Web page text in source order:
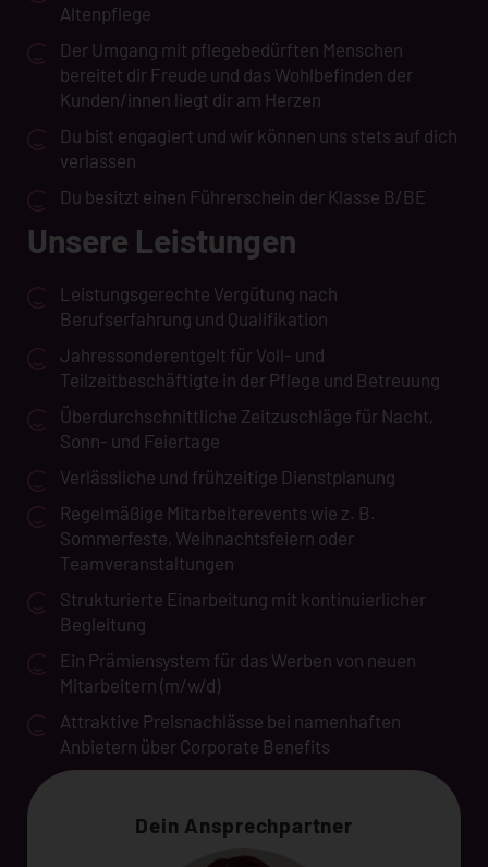
Dein Ansprechpartner
Altenpflege
Der Umgang mit pflegebedürften Menschen
bereitet dir Freude und das Wohlbefinden der
Kunden/innen liegt dir am Herzen
Du bist engagiert und wir können uns stets auf dich
verlassen
Du besitzt einen Führerschein der Klasse B/BE
Unsere Leistungen
Leistungsgerechte Vergütung nach
Berufserfahrung und Qualifikation
Jahressonderentgelt für Voll- und
Teilzeitbeschäftigte in der Pflege und Betreuung
Überdurchschnittliche Zeitzuschläge für Nacht,
Sonn- und Feiertage
Verlässliche und frühzeitige Dienstplanung
Regelmäßige Mitarbeiterevents wie z. B.
Sommerfeste, Weihnachtsfeiern oder
Teamveranstaltungen
Strukturierte Einarbeitung mit kontinuierlicher
Begleitung
Ein Prämiensystem für das Werben von neuen
Mitarbeitern (m/w/d)
Attraktive Preisnachlässe bei namenhaften
Anbietern über Corporate Benefits